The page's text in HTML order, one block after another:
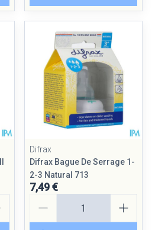
Difrax
Difrax Bague De Serrage 1-
2-3 Natural 713
7,49 €